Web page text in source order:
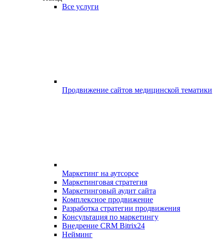
Все услуги
Продвижение сайтов медицинской тематики
Маркетинг на аутсорсе
Маркетинговая стратегия
Маркетинговый аудит сайта
Комплексное продвижение
Разработка стратегии продвижения
Консультация по маркетингу
Внедрение CRM Bitrix24
Нейминг